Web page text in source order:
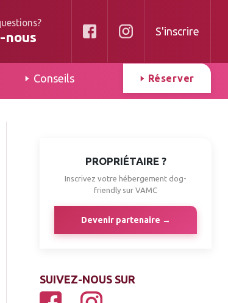
nous S'inscrire
Conseils Réserver
PROPRIÉTAIRE ?
Inscrivez votre hébergement dog-
friendly sur VAMC
Devenir partenaire →
SUIVEZ-NOUS SUR